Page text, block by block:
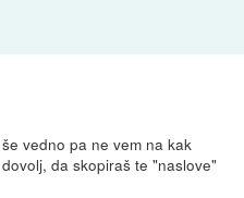
vedno pa ne vem na kak
da skopiraš te "naslove"